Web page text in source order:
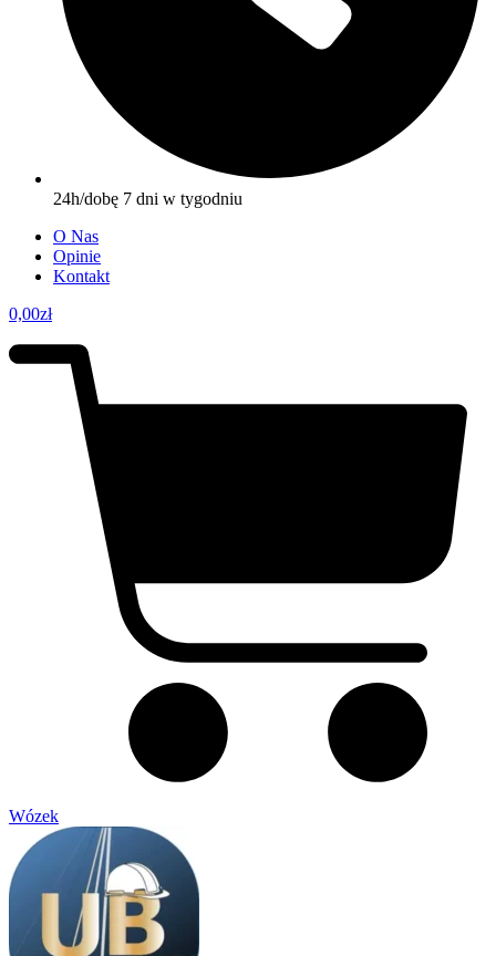
24h/dobę 7 dni w tygodniu
O Nas
Opinie
Kontakt
0,00zł
Wózek